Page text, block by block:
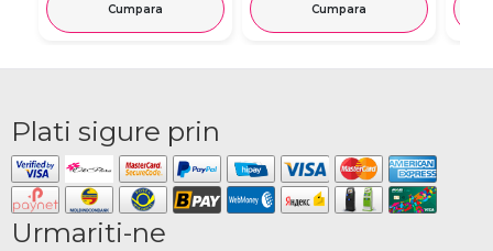
Cumpara Cumpara
Plati sigure prin
Urmariti-ne